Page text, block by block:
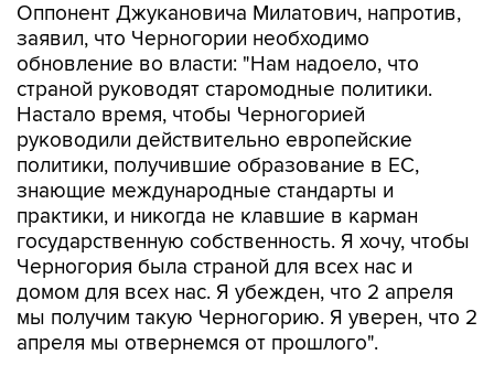
Оппонент Джукановича Милатович, напротив,
заявил, что Черногории необходимо
обновление во власти: "Нам надоело, что
страной руководят старомодные политики.
Настало время, чтобы Черногорией
руководили действительно европейские
политики, получившие образование в ЕС,
знающие международные стандарты и
практики, и никогда не клавшие в карман
государственную собственность. Я хочу, чтобы
Черногория была страной для всех нас и
домом для всех нас. Я убежден, что 2 апреля
мы получим такую Черногорию. Я уверен, что 2
апреля мы отвернемся от прошлого".